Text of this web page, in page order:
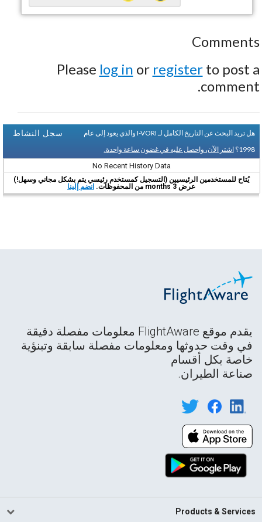
Comments
Please log in or registerto post a
comment.
سجل النشاط
هل تريد البحث عن التاريخ الكامل لـ I-VORI والذي يعود إلى عام
1998؟ اشتر الآن، واحصل عليه في غضون ساعة واحدة.
No Recent History Data
يُتاح للمستخدمين الرئيسيين (التسجيل كمستخدم رئيسي يتم بشكل مجاني وسهل!)
عرض 3 months من المحفوظات.
انضم إلينا
يقدم موقع FlightAware معلومات مفصلة دقيقة
في وقت حدوثها ومعلومات مفصلة سابقة وتبنؤية
خاصة بكل أقسام
صناعة الطيران.
Products & Services